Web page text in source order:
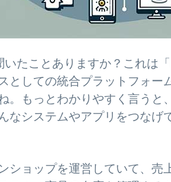
いたことありますか？これは
としての統合プラットフォー
。もっとわかりやすく言うと
なシステムやアプリをつなげ
ショップを運営していて、売